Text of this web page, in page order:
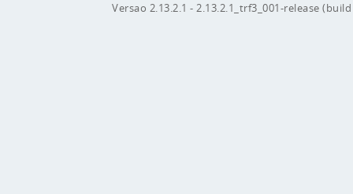
Versao 2.13.2.1 - 2.13.2.1_trf3_001-release